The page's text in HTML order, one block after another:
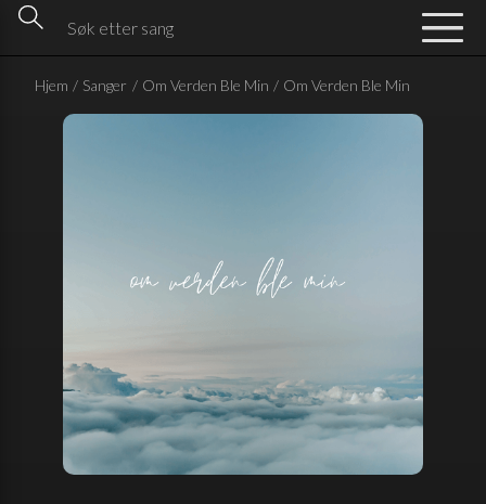
Hjem / Sanger / Om Verden Ble Min / Om Verden Ble Min